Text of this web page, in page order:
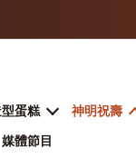
蛋糕 神明祝壽
媒體節目